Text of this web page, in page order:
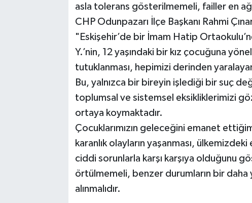
asla tolerans gösterilmemeli, failler en
CHP Odunpazarı İlçe Başkanı Rahmi
"Eskişehir’de bir İmam Hatip
Y.’nin, 12 yaşındaki bir kız çocuğuna
tutuklanması, hepimizi derinden
Bu, yalnızca bir bireyin işlediği bir suç
toplumsal ve sistemsel eksikliklerimizi
ortaya koymaktadır.
Çocuklarımızın geleceğini emanet
karanlık olayların yaşanması,
ciddi sorunlarla karşı karşıya olduğunu
örtülmemeli, benzer durumların bir daha
alınmalıdır.